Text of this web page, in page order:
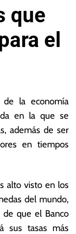
que
el
la economía
en la que se
además de ser
en tiempos
alto visto en los
del mundo,
que el Banco
sus tasas más